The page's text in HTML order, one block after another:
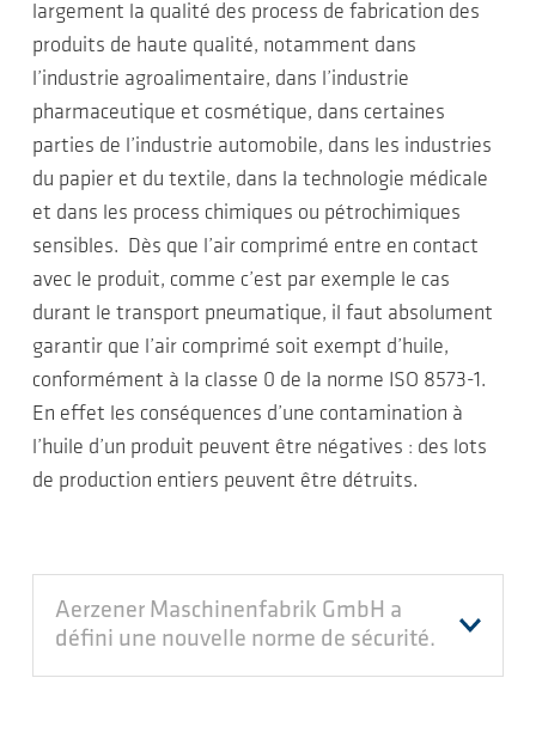
largement la qualité des process de fabrication des
produits de haute qualité, notamment dans
l’industrie agroalimentaire, dans l’industrie
pharmaceutique et cosmétique, dans certaines
parties de l’industrie automobile, dans les industries
du papier et du textile, dans la technologie médicale
et dans les process chimiques ou pétrochimiques
sensibles. Dès que l’air comprimé entre en contact
avec le produit, comme c’est par exemple le cas
durant le transport pneumatique, il faut absolument
garantir que l’air comprimé soit exempt d’huile,
conformément à la classe 0 de la norme ISO 8573-1.
En effet les conséquences d’une contamination à
l’huile d’un produit peuvent être négatives : des lots
de production entiers peuvent être détruits.
Aerzener Maschinenfabrik GmbH a
défini une nouvelle norme de sécurité.